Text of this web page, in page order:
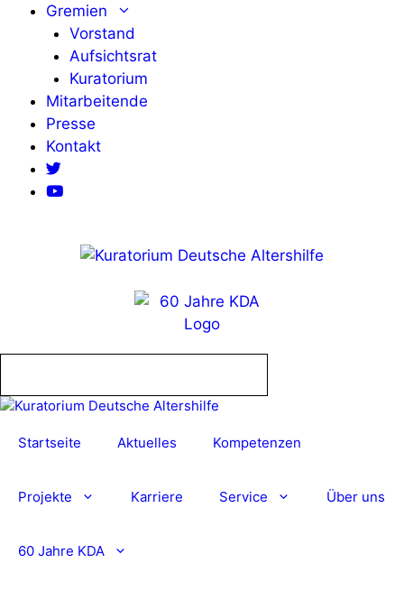
Zum
springen
Gremien
Vorstand
Aufsichtsrat
Kuratorium
Mitarbeitende
Presse
Kontakt
Startseite Aktuelles Kompetenzen
Projekte Karriere Service Über uns
60 Jahre KDA